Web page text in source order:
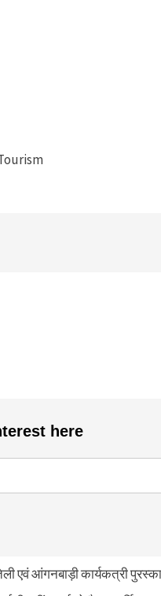
here
एवं आंगनबाड़ी कार्यकत्री